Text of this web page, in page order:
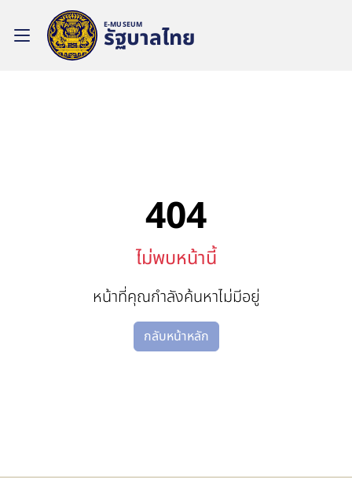
รัฐบาลไทย
E-MUSEUM
404
ไม่พบหน้านี้
หน้าที่คุณกำลังค้นหาไม่มีอยู่
กลับหน้าหลัก